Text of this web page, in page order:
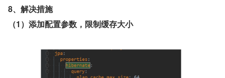
8、解决措施
（1）添加配置参数，限制缓存大小